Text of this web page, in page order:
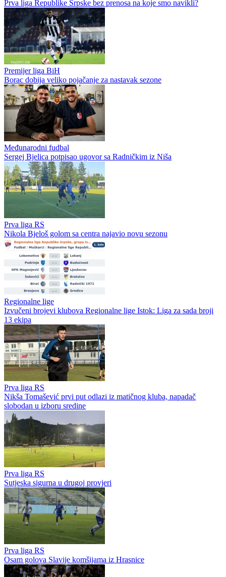
Prva liga Republike Srpske bez prenosa na koje smo navikli?
Premijer liga BiH
Borac dobija veliko pojačanje za nastavak sezone
Međunarodni fudbal
Sergej Bjelica potpisao ugovor sa Radničkim iz Niša
Prva liga RS
Nikola Bjeloš golom sa centra najavio novu sezonu
Regionalne lige
Izvučeni brojevi klubova Regionalne lige Istok: Liga za sada broji
13 ekipa
Prva liga RS
Nikša Tomašević prvi put odlazi iz matičnog kluba, napadač
slobodan u izboru sredine
Prva liga RS
Sutjeska sigurna u drugoj provjeri
Prva liga RS
Osam golova Slavije komšijama iz Hrasnice